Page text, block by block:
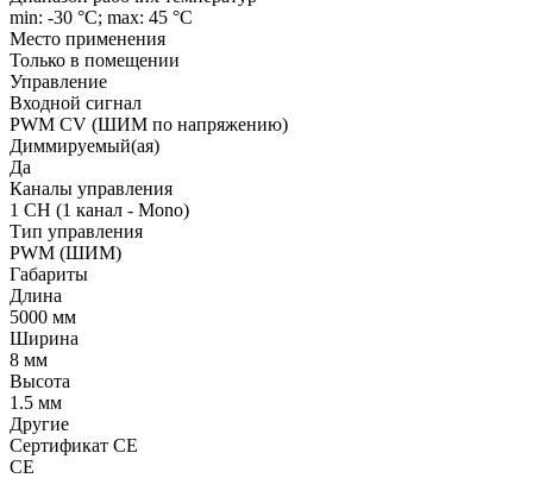
min: -30 °C; max: 45 °C
Место применения
Только в помещении
Управление
Входной сигнал
PWM СV (ШИМ по напряжению)
Диммируемый(ая)
Да
Каналы управления
1 CH (1 канал - Mono)
Тип управления
PWM (ШИМ)
Габариты
Длина
5000 мм
Ширина
8 мм
Высота
1.5 мм
Другие
Сертификат CE
CE